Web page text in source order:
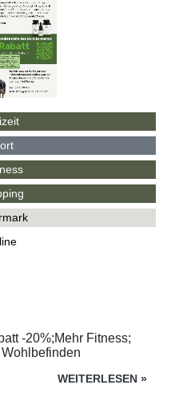
-20%;Mehr Fitness;
WEITERLESEN »